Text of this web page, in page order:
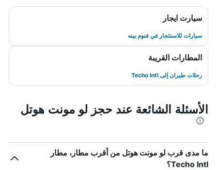
سيارت ايجار
سيارات للاستئجار في فنوم بينه
المطارات القريبة
رحلات طيران إلى Techo Intl
الأسئلة الشائعة عند حجز لو مونت هوتل
ما مدى قرب لو مونت هوتل من أقرب مطار، مطار
Techo Intl؟